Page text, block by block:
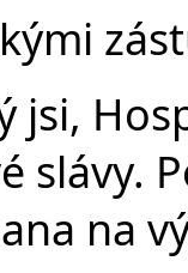
jsi,
slávy.
na